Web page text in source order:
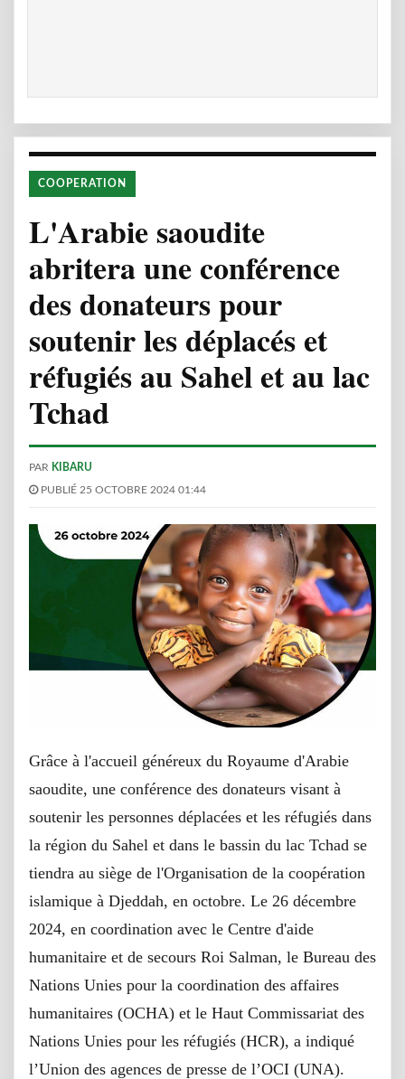
COOPERATION
L'Arabie saoudite
abritera une conférence
des donateurs pour
soutenir les déplacés et
réfugiés au Sahel et au lac
Tchad
PAR KIBARU
PUBLIÉ 25 OCTOBRE 2024 01:44
Grâce à l'accueil généreux du Royaume d'Arabie
saoudite, une conférence des donateurs visant à
soutenir les personnes déplacées et les réfugiés dans
la région du Sahel et dans le bassin du lac Tchad se
tiendra au siège de l'Organisation de la coopération
islamique à Djeddah, en octobre. Le 26 décembre
2024, en coordination avec le Centre d'aide
humanitaire et de secours Roi Salman, le Bureau des
Nations Unies pour la coordination des affaires
humanitaires (OCHA) et le Haut Commissariat des
Nations Unies pour les réfugiés (HCR), a indiqué
l’Union des agences de presse de l’OCI (UNA).